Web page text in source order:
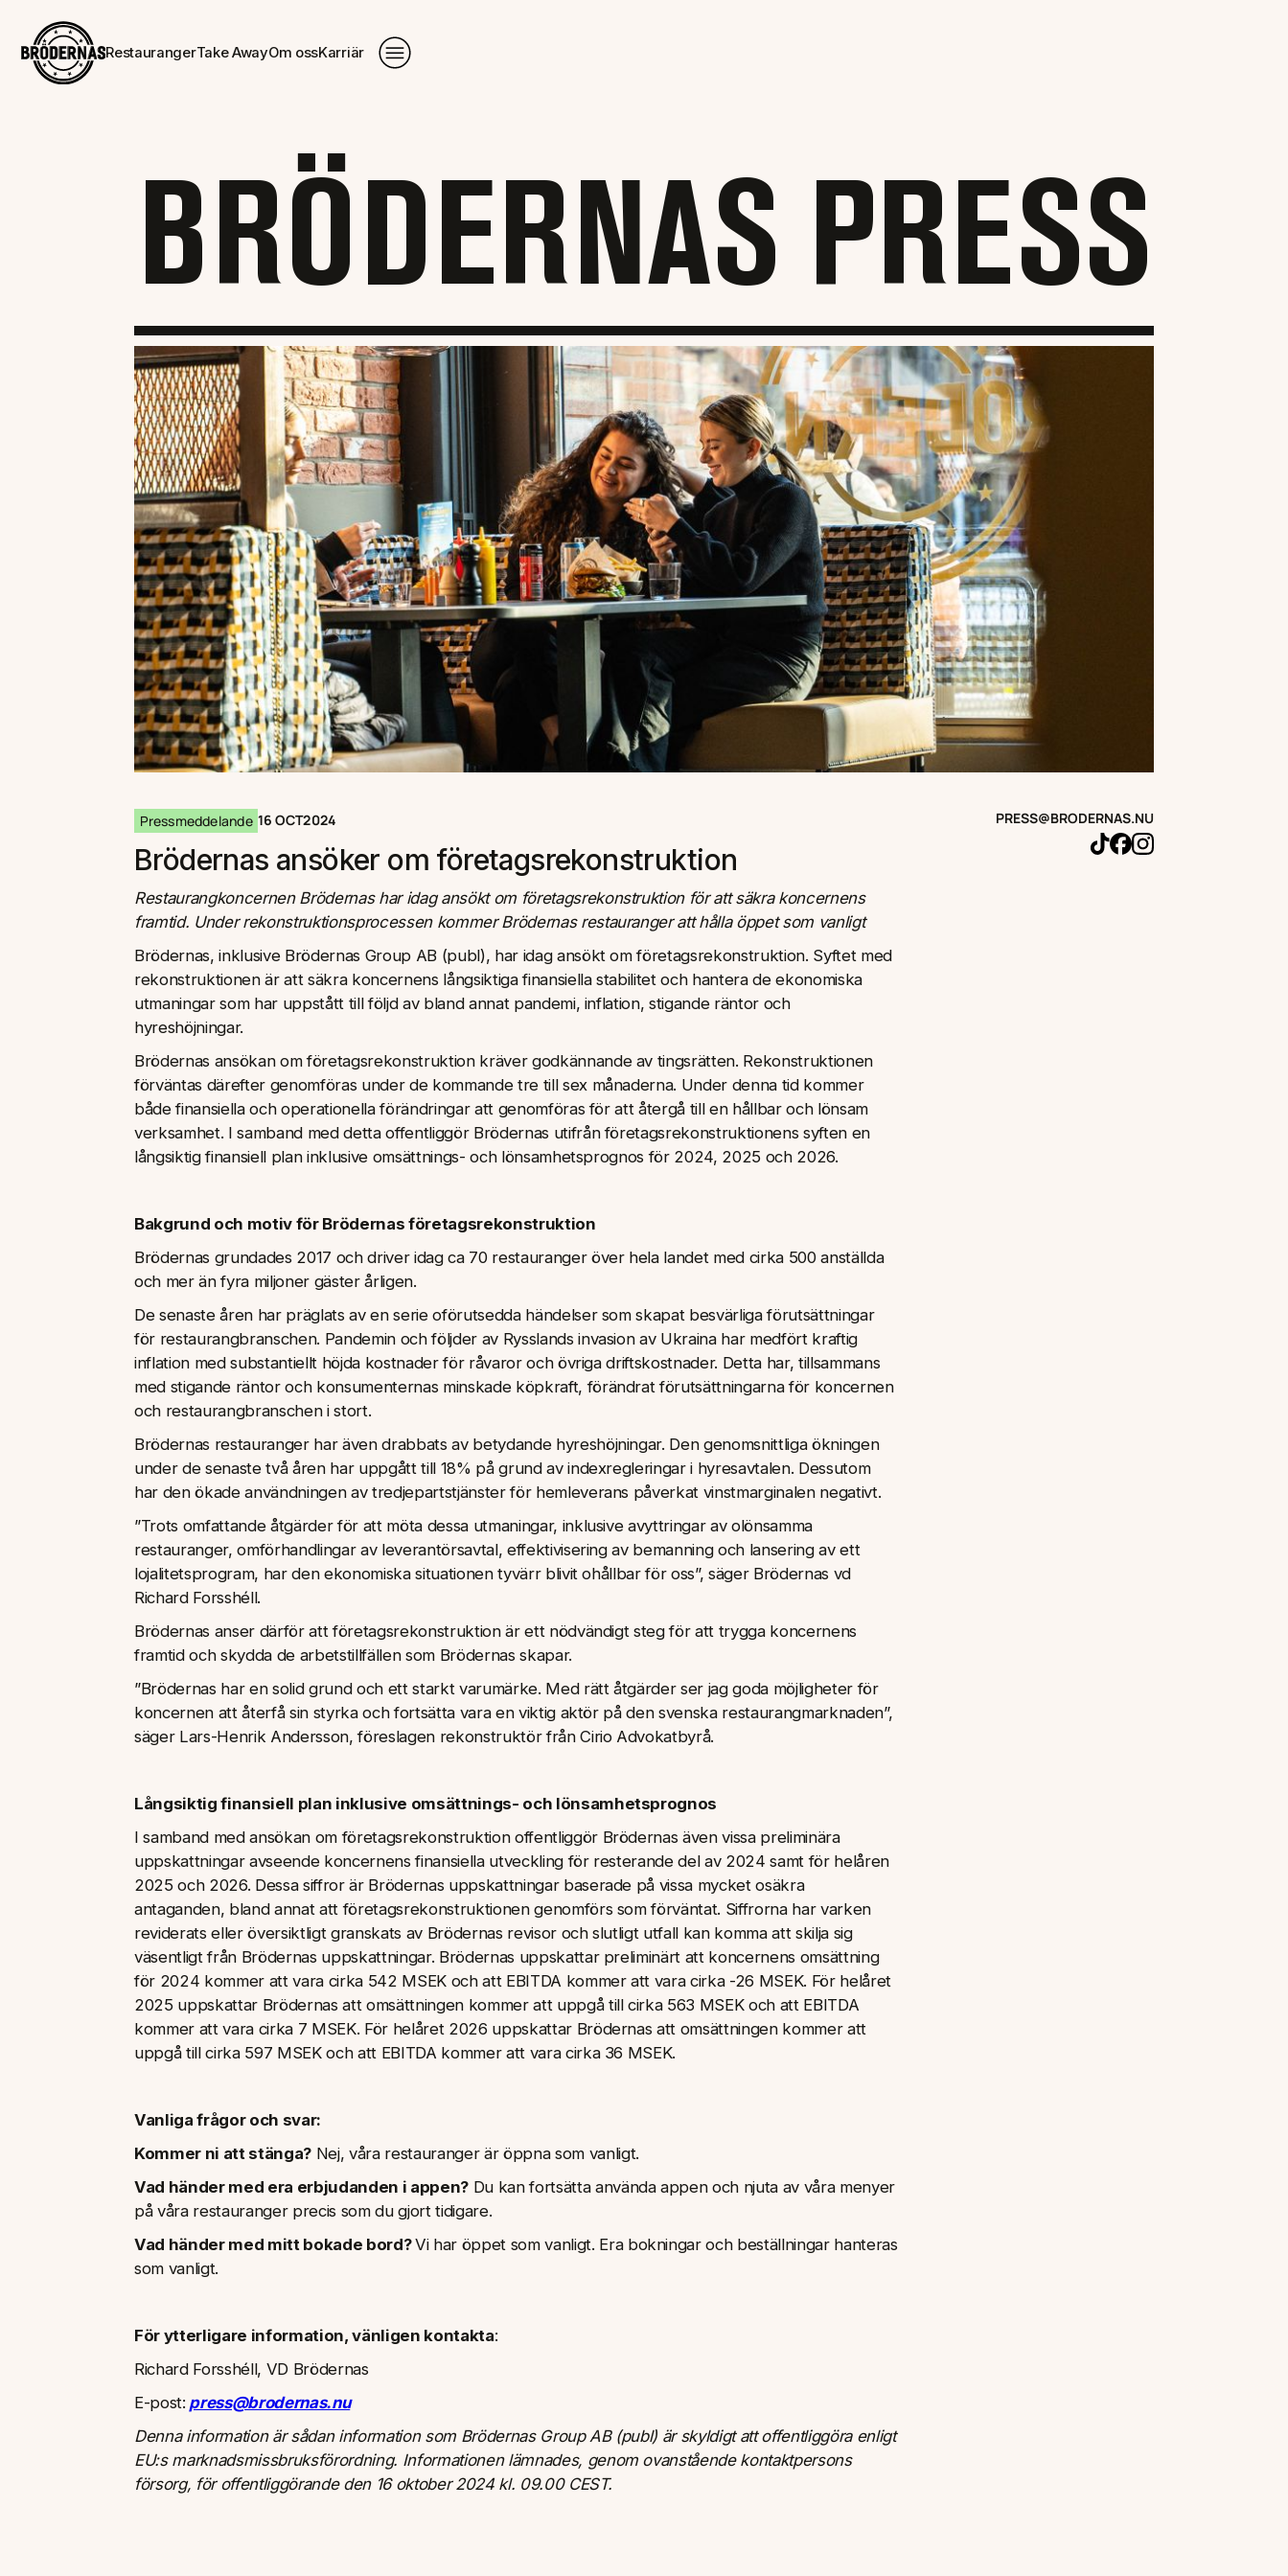
RestaurangerTake AwayOm ossKarriär
BRÖDERNAS PRESS
Pressmeddelande 16 OCT2024 PRESS@BRODERNAS.NU
Brödernas ansöker om företagsrekonstruktion
Restaurangkoncernen Brödernas har idag ansökt om företagsrekonstruktion för att säkra koncernens
framtid. Under rekonstruktionsprocessen kommer Brödernas restauranger att hålla öppet som vanligt
Brödernas, inklusive Brödernas Group AB (publ), har idag ansökt om företagsrekonstruktion. Syftet med
rekonstruktionen är att säkra koncernens långsiktiga finansiella stabilitet och hantera de ekonomiska
utmaningar som har uppstått till följd av bland annat pandemi, inflation, stigande räntor och
hyreshöjningar.
Brödernas ansökan om företagsrekonstruktion kräver godkännande av tingsrätten. Rekonstruktionen
förväntas därefter genomföras under de kommande tre till sex månaderna. Under denna tid kommer
både finansiella och operationella förändringar att genomföras för att återgå till en hållbar och lönsam
verksamhet. I samband med detta offentliggör Brödernas utifrån företagsrekonstruktionens syften en
långsiktig finansiell plan inklusive omsättnings- och lönsamhetsprognos för 2024, 2025 och 2026.
Bakgrund och motiv för Brödernas företagsrekonstruktion
Brödernas grundades 2017 och driver idag ca 70 restauranger över hela landet med cirka 500 anställda
och mer än fyra miljoner gäster årligen.
De senaste åren har präglats av en serie oförutsedda händelser som skapat besvärliga förutsättningar
för restaurangbranschen. Pandemin och följder av Rysslands invasion av Ukraina har medfört kraftig
inflation med substantiellt höjda kostnader för råvaror och övriga driftskostnader. Detta har, tillsammans
med stigande räntor och konsumenternas minskade köpkraft, förändrat förutsättningarna för koncernen
och restaurangbranschen i stort.
Brödernas restauranger har även drabbats av betydande hyreshöjningar. Den genomsnittliga ökningen
under de senaste två åren har uppgått till 18% på grund av indexregleringar i hyresavtalen. Dessutom
har den ökade användningen av tredjepartstjänster för hemleverans påverkat vinstmarginalen negativt.
”Trots omfattande åtgärder för att möta dessa utmaningar, inklusive avyttringar av olönsamma
restauranger, omförhandlingar av leverantörsavtal, effektivisering av bemanning och lansering av ett
lojalitetsprogram, har den ekonomiska situationen tyvärr blivit ohållbar för oss”, säger Brödernas vd
Richard Forsshéll.
Brödernas anser därför att företagsrekonstruktion är ett nödvändigt steg för att trygga koncernens
framtid och skydda de arbetstillfällen som Brödernas skapar.
”Brödernas har en solid grund och ett starkt varumärke. Med rätt åtgärder ser jag goda möjligheter för
koncernen att återfå sin styrka och fortsätta vara en viktig aktör på den svenska restaurangmarknaden”,
säger Lars-Henrik Andersson, föreslagen rekonstruktör från Cirio Advokatbyrå.
Långsiktig finansiell plan inklusive omsättnings- och lönsamhetsprognos
I samband med ansökan om företagsrekonstruktion offentliggör Brödernas även vissa preliminära
uppskattningar avseende koncernens finansiella utveckling för resterande del av 2024 samt för helåren
2025 och 2026. Dessa siffror är Brödernas uppskattningar baserade på vissa mycket osäkra
antaganden, bland annat att företagsrekonstruktionen genomförs som förväntat. Siffrorna har varken
reviderats eller översiktligt granskats av Brödernas revisor och slutligt utfall kan komma att skilja sig
väsentligt från Brödernas uppskattningar. Brödernas uppskattar preliminärt att koncernens omsättning
för 2024 kommer att vara cirka 542 MSEK och att EBITDA kommer att vara cirka -26 MSEK. För helåret
2025 uppskattar Brödernas att omsättningen kommer att uppgå till cirka 563 MSEK och att EBITDA
kommer att vara cirka 7 MSEK. För helåret 2026 uppskattar Brödernas att omsättningen kommer att
uppgå till cirka 597 MSEK och att EBITDA kommer att vara cirka 36 MSEK.
Vanliga frågor och svar:
Kommer ni att stänga?Nej, våra restauranger är öppna som vanligt.
Vad händer med era erbjudanden i appen?Du kan fortsätta använda appen och njuta av våra menyer
på våra restauranger precis som du gjort tidigare.
Vad händer med mitt bokade bord?Vi har öppet som vanligt. Era bokningar och beställningar hanteras
som vanligt.
För ytterligare information, vänligen kontakta:
Richard Forsshéll, VD Brödernas
E-post: press@brodernas.nu
Denna information är sådan information som Brödernas Group AB (publ) är skyldigt att offentliggöra enligt
EU:s marknadsmissbruksförordning. Informationen lämnades, genom ovanstående kontaktpersons
försorg, för offentliggörande den 16 oktober 2024 kl. 09.00 CEST.